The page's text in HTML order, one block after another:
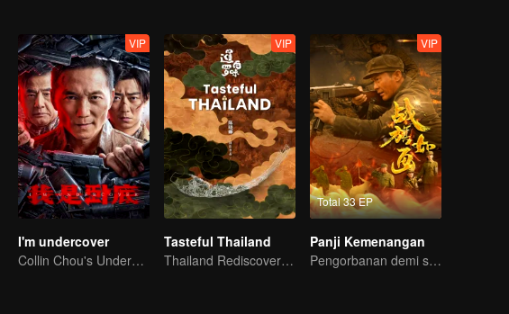
VIP
I'm undercover
Collin Chou's Undercover War
VIP
Tasteful Thailand
Thailand Rediscovered: A Journey Through 10 Tastes
Total 33 EP
VIP
Panji Kemenangan
Pengorbanan demi sebuah kemenangan